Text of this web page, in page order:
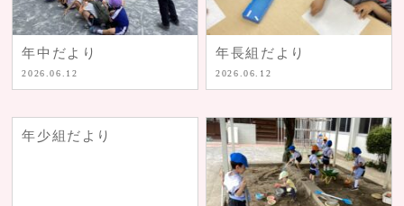
年中だより
2026.06.12
年長組だより
2026.06.12
年少組だより